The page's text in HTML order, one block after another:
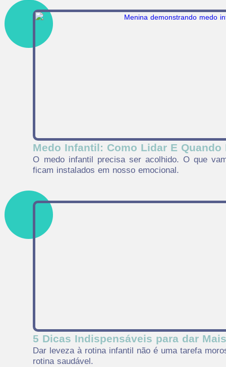
Medo Infantil: Como Lidar E Quando
O medo infantil precisa ser acolhido. O que
ficam instalados em nosso emocional.
5 Dicas Indispensáveis para dar
Dar leveza à rotina infantil não é uma tarefa
rotina saudável.